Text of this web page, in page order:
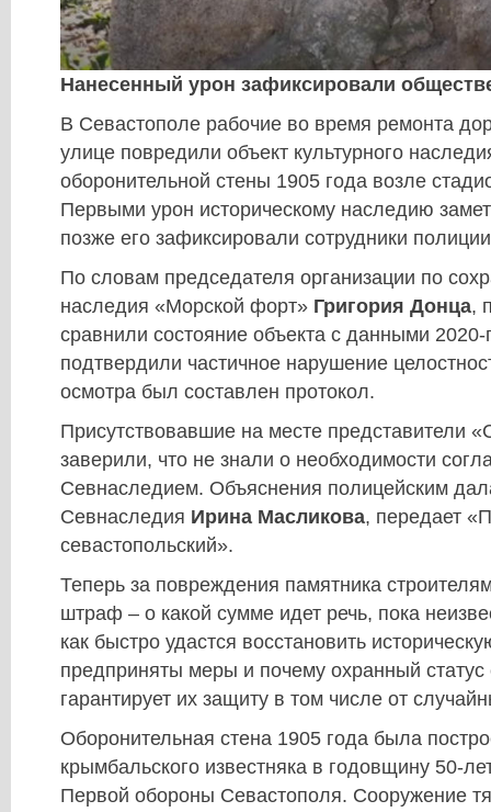
Нанесенный урон зафиксировали
В Севастополе рабочие во время ремонта
улице повредили объект культурного
оборонительной стены 1905 года возле
Первыми урон историческому наследию
позже его зафиксировали сотрудники
По словам председателя организации по
наследия «Морской форт» Григория Донца,
сравнили состояние объекта с данными 2020-
подтвердили частичное нарушение
осмотра был составлен протокол.
Присутствовавшие на месте представители
заверили, что не знали о необходимости
Севнаследием. Объяснения полицейским
Севнаследия Ирина Масликова, передает
севастопольский».
Теперь за повреждения памятника
штраф – о какой сумме идет речь, пока
как быстро удастся восстановить
предприняты меры и почему охранный статус
гарантирует их защиту в том числе от
Оборонительная стена 1905 года была
крымбальского известняка в годовщину 50-
Первой обороны Севастополя. Сооружение